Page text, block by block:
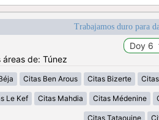
Trabajamos duro para
áreas de: Túnez
Citas Ben Arous Citas Bizerte
Le Kef Citas Mahdia Citas Médenine
Citas Tataouine